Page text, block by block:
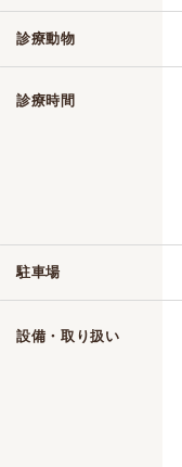
診療動物
診療時間
駐車場
設備・取り扱い